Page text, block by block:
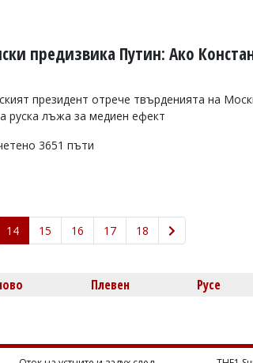
предизвика Путин: Ако
президент отрече твърденията на
руска лъжа за медиен ефект
3651 пъти
14 15 16 17 18
Плевен Русе